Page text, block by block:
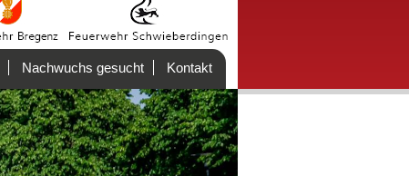
Nachwuchs gesucht Kontakt